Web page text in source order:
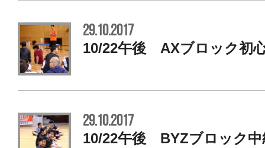
29.10.2017
10/22午後 AXブロック初
29.10.2017
10/22午後 BYZブロック